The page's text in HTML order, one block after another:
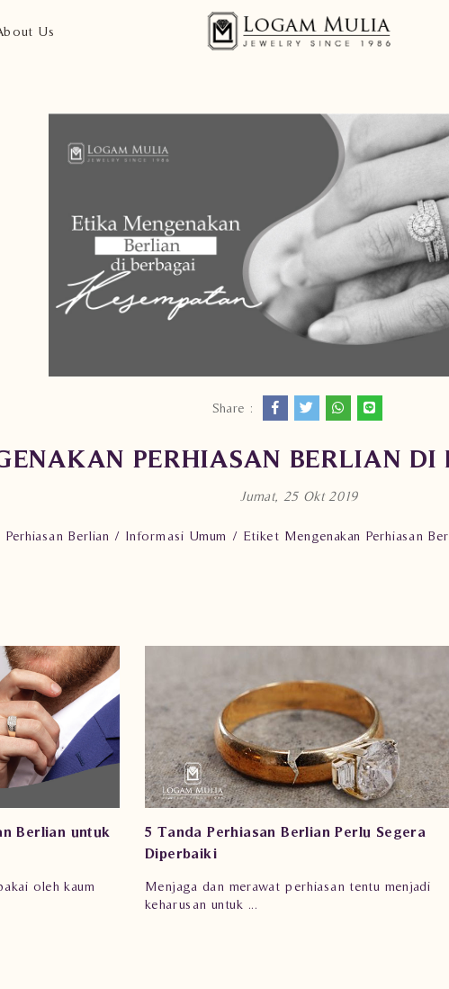
Us
Share :
PERHIASAN BERLIAN DI
Jumat, 25 Okt 2019
Berlian Informasi Umum Etiket Mengenakan Perhiasan
Segera
tentu menjadi
Manfaat dan Keunggulan Mengenakan
Perhiasan Berlian Ruby
Perhiasan dengan ciri khas warna merah yang
eksotis ini adal...